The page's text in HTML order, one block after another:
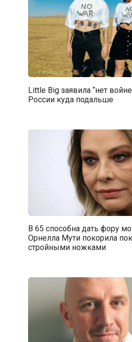
Little Big заявила “нет
России куда подальше
В 65 способна дать фору
Орнелла Мути покорила
стройными ножками